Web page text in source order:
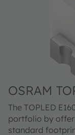
OSRAM
DELPS2.DI
The TOPLED
portfolio by
standard